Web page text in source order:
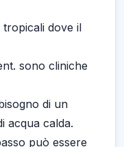
tropicali dove il
sono cliniche
di un
acqua calda.
può essere